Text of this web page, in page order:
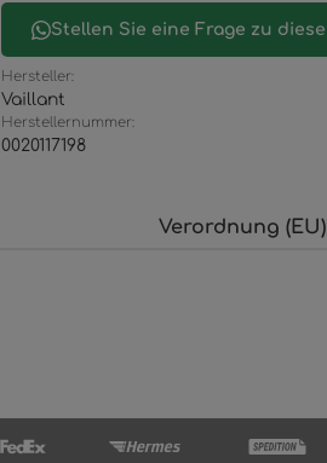
Stellen Sie eine Frage zu
Hersteller:
Vaillant
Herstellernummer:
0020117198
Verordnung